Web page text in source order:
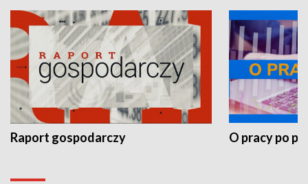
Raport gospodarczy O pracy po